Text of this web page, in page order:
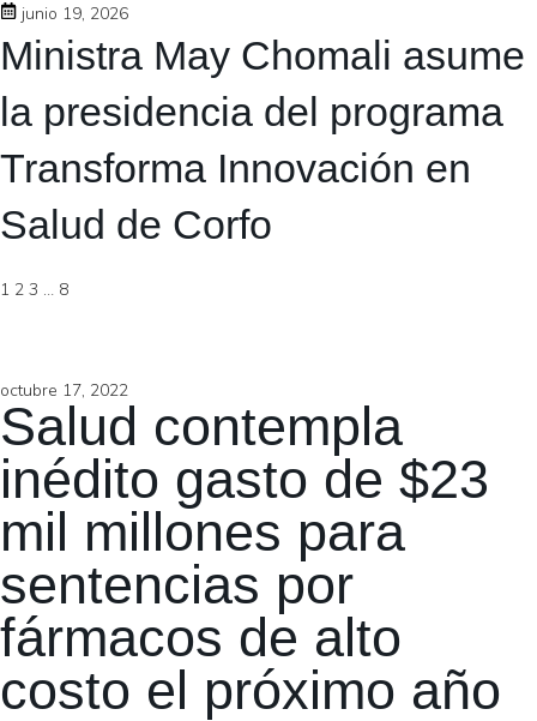
junio 19, 2026
Ministra May Chomali asume
la presidencia del programa
Transforma Innovación en
Salud de Corfo
1 2 3 … 8
octubre 17, 2022
Salud contempla
inédito gasto de $23
mil millones para
sentencias por
fármacos de alto
costo el próximo año